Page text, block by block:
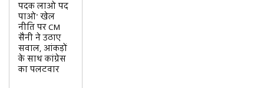
पदक लाओ पद
पाओ' खेल
नीति पर CM
सैनी ने उठाए
सवाल, आंकड़ों
के साथ कांग्रेस
का पलटवार